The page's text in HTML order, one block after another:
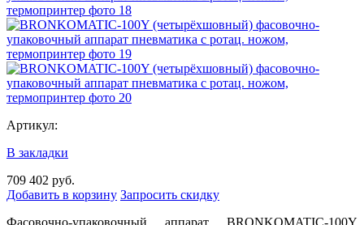
Артикул:
В закладки
709 402 руб.
Добавить в корзину Запросить скидку
Фасовочно-упаковочный аппарат BRONKOMATIC-100Y